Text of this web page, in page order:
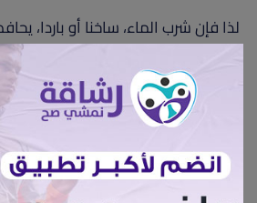
لذا فإن شرب الماء، ساخنا أو باردا،
ورطوبته، وزعم بعض الناس بقول إن
التحديد يمكن أن يساعد في حرق
تحسين الهضم ومنح الاسترخاء للجسم
دراسة أو اساس علمي أو مستند